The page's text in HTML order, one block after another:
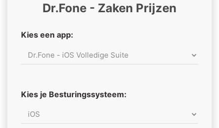
Dr.Fone - Zaken Prijzen
Kies een app:
Kies je Besturingssysteem: